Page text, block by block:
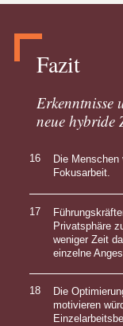
18
Die
motivieren
17
Privatsphäre
weniger Zeit
einzelne
16
Die
Fokusarbeit.
Fazit
Erkenntnisse
neue hybride